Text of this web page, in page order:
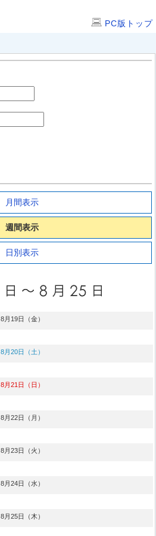
PC版トップ
月間表示
週間表示
日別表示
8月19日（金）
8月20日（土）
8月21日（日）
8月22日（月）
8月23日（火）
8月24日（水）
8月25日（木）